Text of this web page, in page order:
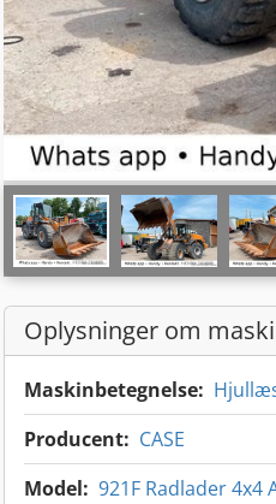
Oplysninger om
Maskinbetegnelse:
Producent: CASE
Model: 921F Radlader 4x4